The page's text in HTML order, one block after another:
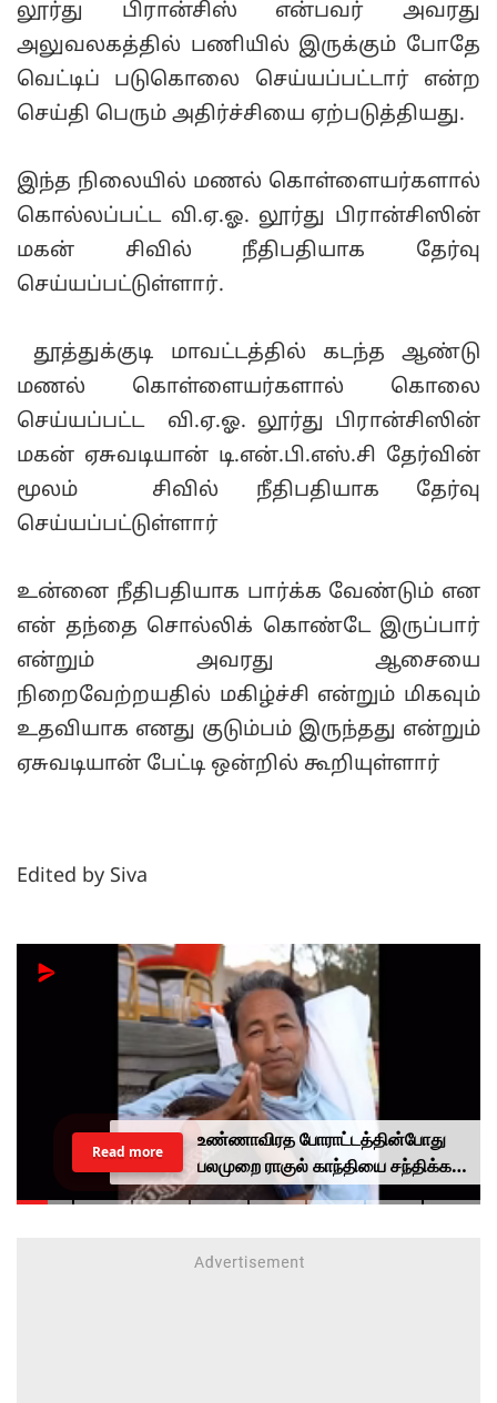
லூர்து பிரான்சிஸ் என்பவர் அவரது
அலுவலகத்தில் பணியில் இருக்கும் போதே
வெட்டிப் படுகொலை செய்யப்பட்டார் என்ற
செய்தி பெரும் அதிர்ச்சியை ஏற்படுத்தியது.
இந்த நிலையில் மணல் கொள்ளையர்களால்
கொல்லப்பட்ட வி.ஏ.ஓ. லூர்து பிரான்சிஸின்
மகன் சிவில் நீதிபதியாக தேர்வு
செய்யப்பட்டுள்ளார்.
தூத்துக்குடி மாவட்டத்தில் கடந்த ஆண்டு
மணல் கொள்ளையர்களால் கொலை
செய்யப்பட்ட வி.ஏ.ஓ. லூர்து பிரான்சிஸின்
மகன் ஏசுவடியான் டி.என்.பி.எஸ்.சி தேர்வின்
மூலம் சிவில் நீதிபதியாக தேர்வு
செய்யப்பட்டுள்ளார்
உன்னை நீதிபதியாக பார்க்க வேண்டும் என
என் தந்தை சொல்லிக் கொண்டே இருப்பார்
என்றும் அவரது ஆசையை
நிறைவேற்றயதில் மகிழ்ச்சி என்றும் மிகவும்
உதவியாக எனது குடும்பம் இருந்தது என்றும்
ஏசுவடியான் பேட்டி ஒன்றில் கூறியுள்ளார்
Edited by Siva
உண்ணாவிரத போராட்டத்தின்போது
பலமுறை ராகுல் காந்தியை சந்திக்க
முயன்றாரா சோனம் வாங்சுக்
Read more